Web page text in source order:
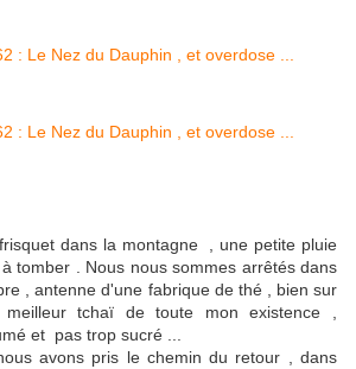
la montagne , une petite pluie
tomber . Nous nous sommes arrêtés dans
, antenne d'une fabrique de thé , bien sur
tchaï de toute mon existence ,
et pas trop sucré ...
pris le chemin du retour , dans